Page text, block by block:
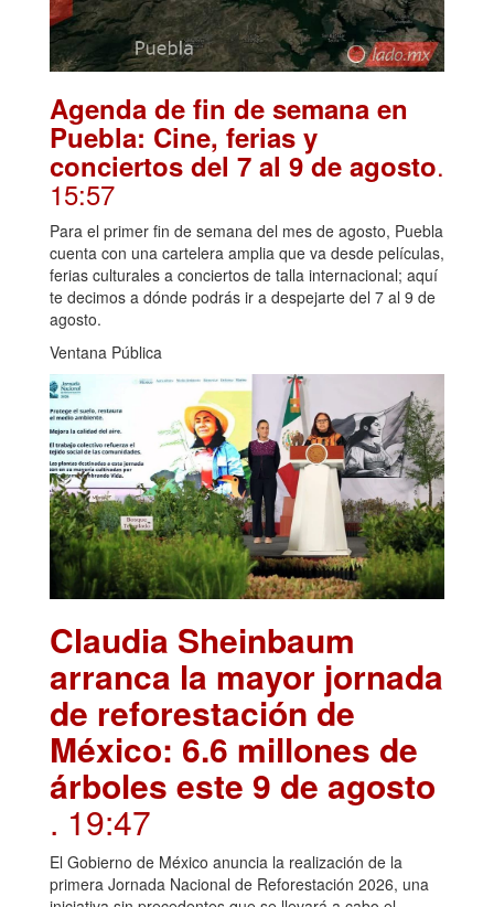
Agenda de fin de semana en
Puebla: Cine, ferias y
conciertos del 7 al 9 de agosto.
15:57
Para el primer fin de semana del mes de agosto, Puebla
cuenta con una cartelera amplia que va desde películas,
ferias culturales a conciertos de talla internacional; aquí
te decimos a dónde podrás ir a despejarte del 7 al 9 de
agosto.
Ventana Pública
Claudia Sheinbaum
arranca la mayor jornada
de reforestación de
México: 6.6 millones de
árboles este 9 de agosto
. 19:47
El Gobierno de México anuncia la realización de la
primera Jornada Nacional de Reforestación 2026, una